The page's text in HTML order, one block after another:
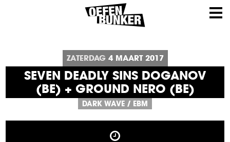
ZATERDAG 4 MAART 2017
SEVEN DEADLY SINS DOGANOV
(BE) + GROUND NERO (BE)
DARK WAVE / EBM